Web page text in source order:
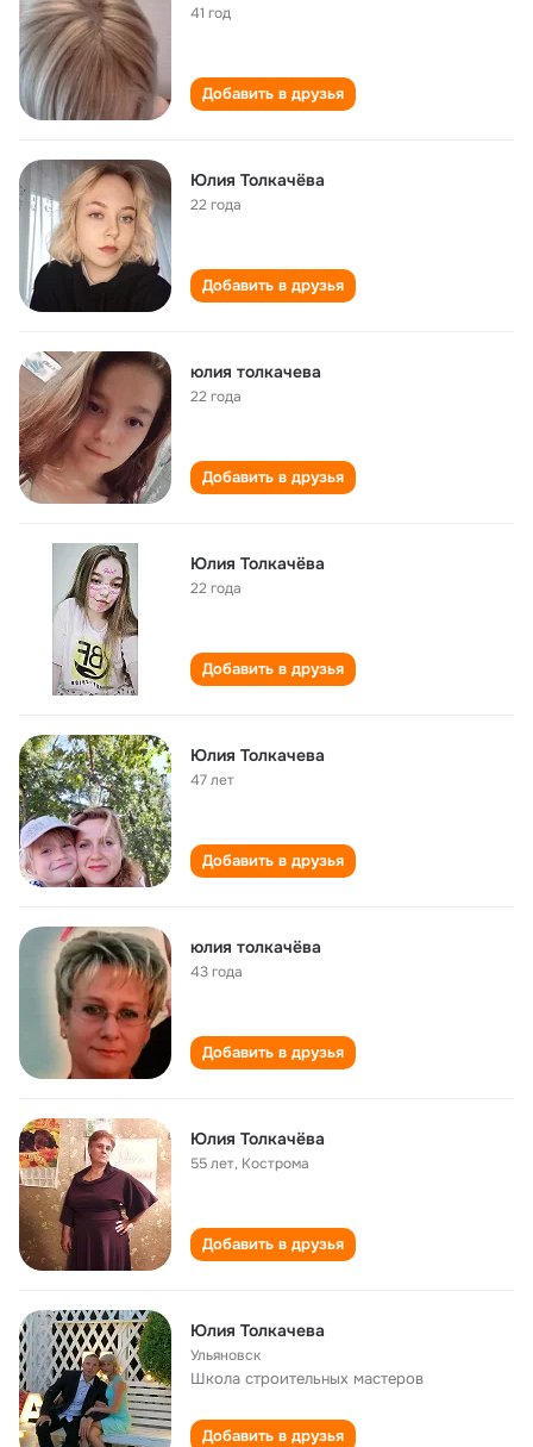
41 год
Добавить в друзья
Юлия Толкачёва
22 года
Добавить в друзья
юлия толкачева
22 года
Добавить в друзья
Юлия Толкачёва
22 года
Добавить в друзья
Юлия Толкачева
47 лет
Добавить в друзья
юлия толкачёва
43 года
Добавить в друзья
Юлия Толкачёва
55 лет, Кострома
Добавить в друзья
Юлия Толкачева
Ульяновск
Школа строительных мастеров
Добавить в друзья